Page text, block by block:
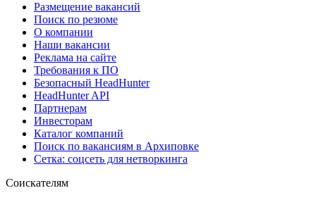
Размещение вакансий
Поиск по резюме
О компании
Наши вакансии
Реклама на сайте
Требования к ПО
Безопасный HeadHunter
HeadHunter API
Партнерам
Инвесторам
Каталог компаний
Поиск по вакансиям в Архиповке
Сетка: соцсеть для нетворкинга
Соискателям